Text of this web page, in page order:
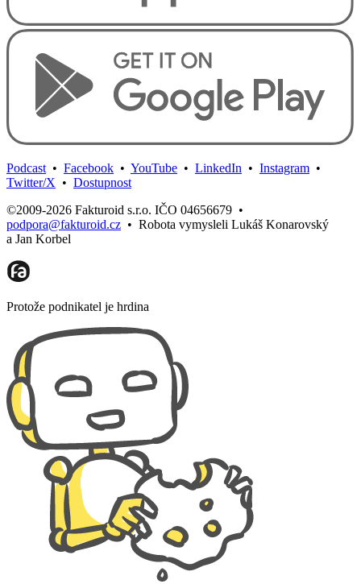
Podcast • Facebook • YouTube • LinkedIn • Instagram •
Twitter/X • Dostupnost
©2009-2026 Fakturoid s.r.o. IČO 04656679 •
podpora@fakturoid.cz • Robota vymysleli Lukáš Konarovský
a Jan Korbel
Protože podnikatel je hrdina